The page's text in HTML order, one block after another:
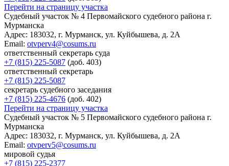
Перейти на страницу участка
Cудебный участок № 4 Первомайского судебного района г.
Мурманска
Адрес: 183032, г. Мурманск, ул. Куйбышева, д. 2А
Email: otvperv4@cosums.ru
ответственный секретарь суда
+7 (815) 225-5087 (доб. 403)
ответственный секретарь
+7 (815) 225-5087
секретарь судебного заседания
+7 (815) 225-4676 (доб. 402)
Перейти на страницу участка
Cудебный участок № 5 Первомайского судебного района г.
Мурманска
Адрес: 183032, г. Мурманск, ул. Куйбышева, д. 2А
Email: otvperv5@cosums.ru
мировой судья
+7 (815) 225-2377